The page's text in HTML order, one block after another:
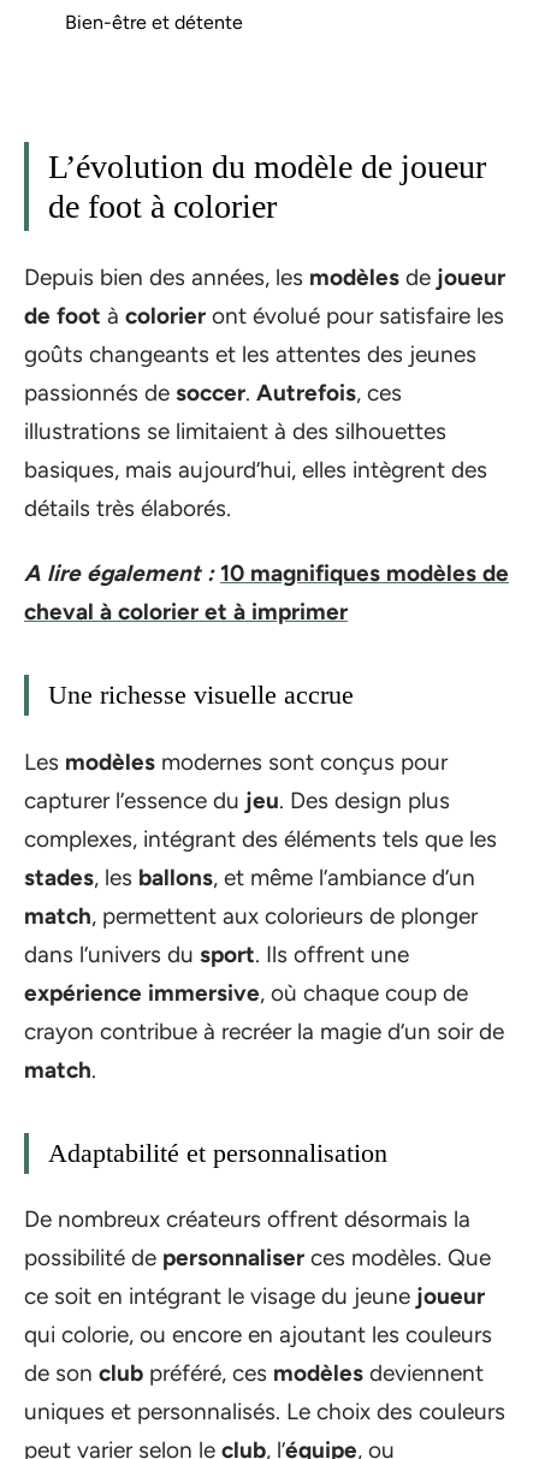
Bien-être et détente
L’évolution du modèle de joueur
de foot à colorier
Depuis bien des années, les modèles de joueur
de foot à colorier ont évolué pour satisfaire les
goûts changeants et les attentes des jeunes
passionnés de soccer. Autrefois, ces
illustrations se limitaient à des silhouettes
basiques, mais aujourd’hui, elles intègrent des
détails très élaborés.
A lire également : 10 magnifiques modèles de
cheval à colorier et à imprimer
Une richesse visuelle accrue
Les modèles modernes sont conçus pour
capturer l’essence du jeu. Des design plus
complexes, intégrant des éléments tels que les
stades, les ballons, et même l’ambiance d’un
match, permettent aux colorieurs de plonger
dans l’univers du sport. Ils offrent une
expérience immersive, où chaque coup de
crayon contribue à recréer la magie d’un soir de
match.
Adaptabilité et personnalisation
De nombreux créateurs offrent désormais la
possibilité de personnaliser ces modèles. Que
ce soit en intégrant le visage du jeune joueur
qui colorie, ou encore en ajoutant les couleurs
de son club préféré, ces modèles deviennent
uniques et personnalisés. Le choix des couleurs
peut varier selon le club, l’équipe, ou